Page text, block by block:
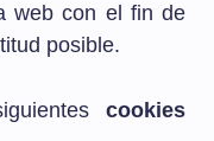
web con el fin de
posible.
cookies